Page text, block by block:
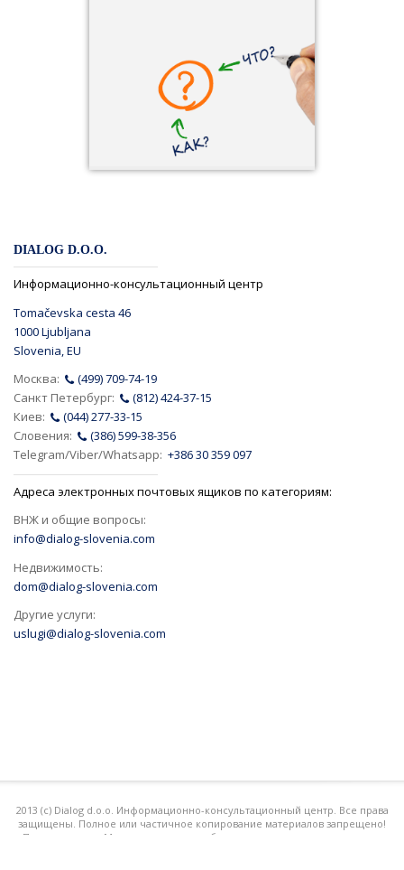
DIALOG D.O.O.
Информационно-консультационный центр
Tomačevska cesta 46
1000 Ljubljana
Slovenia, EU
Москва:
(499) 709-74-19
Санкт Петербург:
(812) 424-37-15
Киев:
(044) 277-33-15
Словения:
(386) 599-38-356
Telegram/Viber/Whatsapp: +386 30 359 097
Адреса электронных почтовых ящиков по категориям:
ВНЖ и общие вопросы:
info@dialog-slovenia.com
Недвижимость:
dom@dialog-slovenia.com
Другие услуги:
uslugi@dialog-slovenia.com
2013 (с) Dialog d.o.o. Информационно-консультационный центр. Все права
защищены. Полное или частичное копирование материалов запрещено!
При поддержке Международного клуба славянских соотечественников